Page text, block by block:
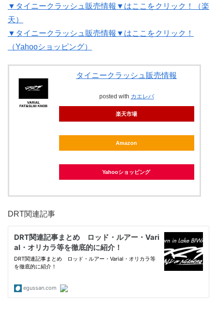
▼タイニークラッシュ販売情報▼はここをクリック！（楽
天）
▼タイニークラッシュ販売情報▼はここをクリック！
（Yahooショッピング）
タイニークラッシュ販売情報
posted with カエレバ
楽天市場
Amazon
Yahooショッピング
DRT関連記事